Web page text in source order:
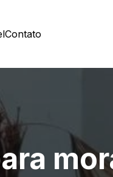
Contato